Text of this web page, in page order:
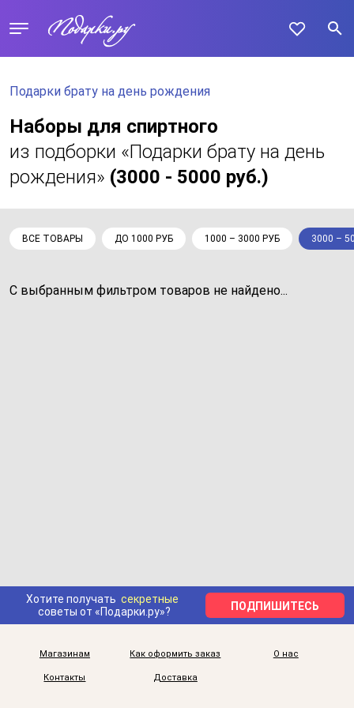
Подарки брату на день рождения
Наборы для спиртного
из подборки «Подарки брату на день
рождения» (3000 - 5000 руб.)
ВСЕ ТОВАРЫ ДО 1000 РУБ 1000 – 3000 РУБ 3000 –
С выбранным фильтром товаров не найдено...
Хотите получать секретные
советы от «Подарки.ру»?
ПОДПИШИТЕСЬ
Магазинам Как оформить заказ О нас
Контакты Доставка